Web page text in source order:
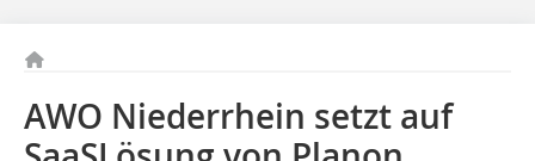
AWO Niederrhein setzt auf